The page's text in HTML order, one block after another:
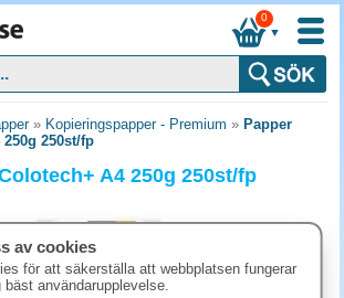
▼
0
» Kopieringspapper - Premium » Papper
250st/fp
A4 250g 250st/fp
av cookies
för att säkerställa att webbplatsen fungerar
bäst användarupplevelse.